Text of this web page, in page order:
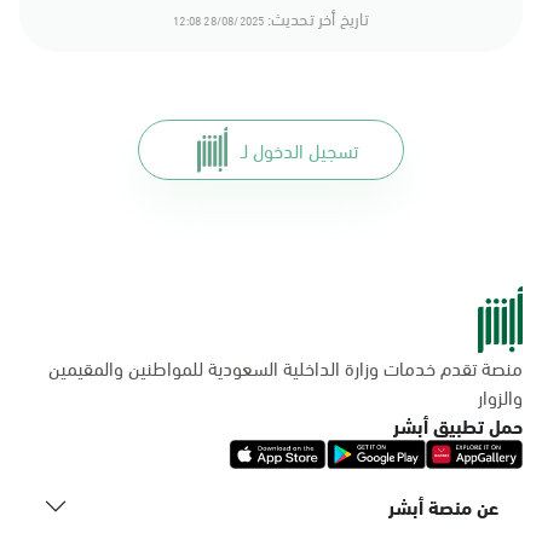
تاريخ أخر تحديث: 28/08/2025 12:08
تسجيل الدخول لـ
منصة تقدم خدمات وزارة الداخلية السعودية للمواطنين والمقيمين
والزوار
حمل تطبيق أبشر
عن منصة أبشر